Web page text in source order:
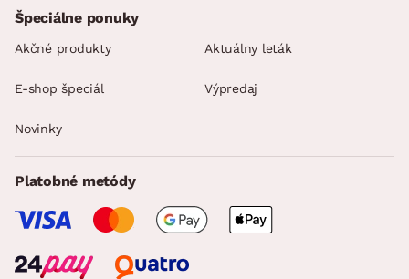
Špeciálne ponuky
Akčné produkty Aktuálny leták
E-shop špeciál Výpredaj
Novinky
Platobné metódy